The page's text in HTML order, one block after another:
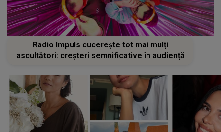
Radio Impuls cucerește tot mai mulți
ascultători: creșteri semnificative în audiență